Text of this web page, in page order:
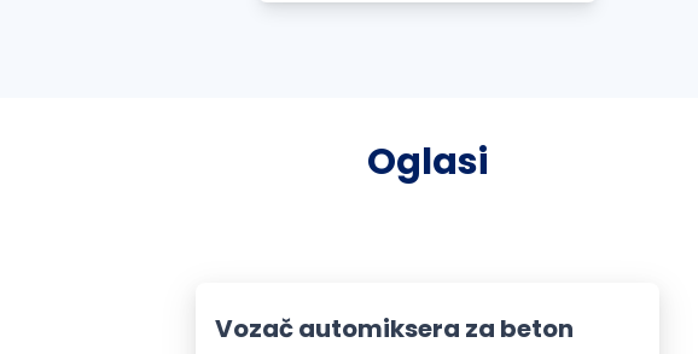
Oglasi
Vozač automiksera za beton